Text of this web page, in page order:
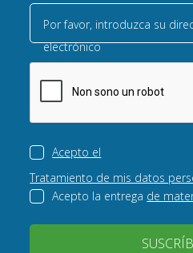
Por favor, introduzca su
electrónico
Acepto el
Tratamiento de mis datos
Acepto la entrega de